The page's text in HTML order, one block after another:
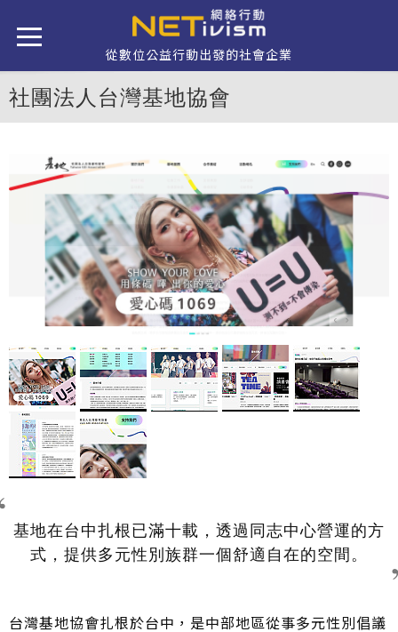
從數位公益行動出發的社會企業
社團法人台灣基地協會
基地在台中扎根已滿十載，透過同志中心營運的方
式，提供多元性別族群一個舒適自在的空間。
台灣基地協會扎根於台中，是中部地區從事多元性別倡議